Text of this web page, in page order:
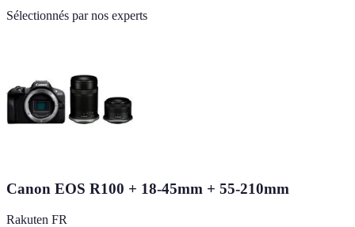
Sélectionnés par nos experts
Canon EOS R100 + 18-45mm + 55-210mm
Rakuten FR